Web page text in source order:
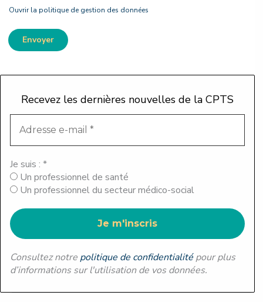
Ouvrir la politique de gestion des données
Envoyer
r
v
e
Recevez les dernières nouvelles de la CPTS
Je suis : *
Un professionnel de santé
Un professionnel du secteur médico-social
Consultez notre politique de confidentialitépour plus
d’informations sur l'utilisation de vos données.